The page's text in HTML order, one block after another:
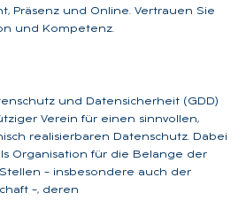
Präsenz und Online. Vertrauen Sie
und Kompetenz.
und Datensicherheit (GDD)
Verein für einen sinnvollen,
realisierbaren Datenschutz. Dabei
Organisation für die Belange der
– insbesondere auch der
–, deren